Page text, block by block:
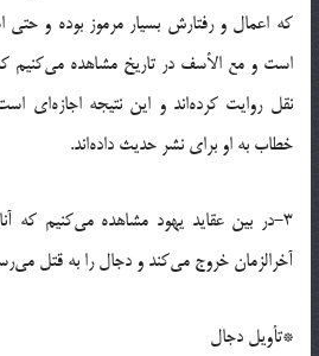
که اعمال و رفتارش بسیار مرموز بوده و حتى
است و مع الأسف در تاریخ مشاهده مى‌کنیم
نقل روایت کرده‌اند و این نتیجه اجازه‌اى
خطاب به او براى نشر حدیث داده‌اند.
٣-در بین عقاید یهود مشاهده مى‌کنیم که
آخرالزمان خروج مى‌کند و دجال را به قتل
*تأویل دجال